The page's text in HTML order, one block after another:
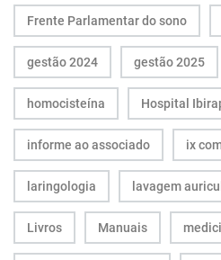
Frente Parlamentar do sono
gestão 2024 gestão 2025
homocisteína Hospital
informe ao associado ix
laringologia lavagem
Livros Manuais